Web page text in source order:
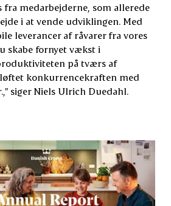
medarbejderne, som allerede
i at vende udviklingen. Med
leverancer af råvarer fra vores
skabe fornyet vækst i
på tværs af
konkurrencekraften med
siger Niels Ulrich Duedahl.